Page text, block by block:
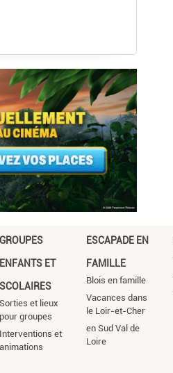
GROUPES
ENFANTS ET
SCOLAIRES
Sorties et lieux
pour groupes
Interventions et
animations
ESCAPADE EN
FAMILLE
Blois en famille
Vacances dans
le Loir-et-Cher
en Sud Val de
Loire